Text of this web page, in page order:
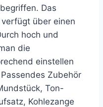
Das
über einen
hoch und
die
einstellen
Zubehör
Ton-
Kohlezange